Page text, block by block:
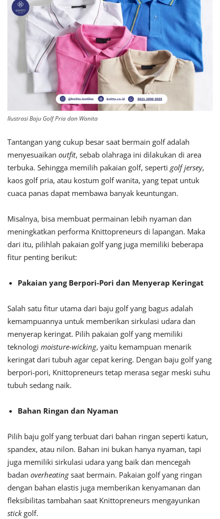
Ilustrasi Baju Golf Pria dan Wanita
Tantangan yang cukup besar saat bermain golf adalah
menyesuaikan outfit, sebab olahraga ini dilakukan di area
terbuka. Sehingga memilih pakaian golf, seperti golf jersey,
kaos golf pria, atau kostum golf wanita, yang tepat untuk
cuaca panas dapat membawa banyak keuntungan.
Misalnya, bisa membuat permainan lebih nyaman dan
meningkatkan performa Knittopreneurs di lapangan. Maka
dari itu, pilihlah pakaian golf yang juga memiliki beberapa
fitur penting berikut:
Pakaian yang Berpori-Pori dan Menyerap Keringat
Salah satu fitur utama dari baju golf yang bagus adalah
kemampuannya untuk memberikan sirkulasi udara dan
menyerap keringat. Pilih pakaian golf yang memiliki
teknologi moisture-wicking, yaitu kemampuan menarik
keringat dari tubuh agar cepat kering. Dengan baju golf yang
berpori-pori, Knittopreneurs tetap merasa segar meski suhu
tubuh sedang naik.
Bahan Ringan dan Nyaman
Pilih baju golf yang terbuat dari bahan ringan seperti katun,
spandex, atau nilon. Bahan ini bukan hanya nyaman, tapi
juga memiliki sirkulasi udara yang baik dan mencegah
badan overheatingsaat bermain. Pakaian golf yang ringan
dengan bahan elastis juga memberikan kenyamanan dan
fleksibilitas tambahan saat Knittopreneurs mengayunkan
stickgolf.